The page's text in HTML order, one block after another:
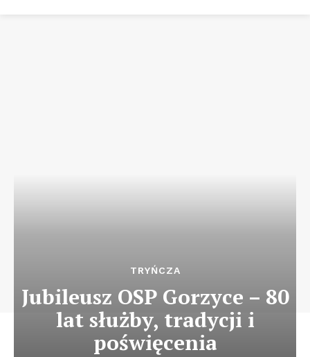
TRYŃCZA
Jubileusz OSP Gorzyce – 80
lat służby, tradycji i
poświęcenia